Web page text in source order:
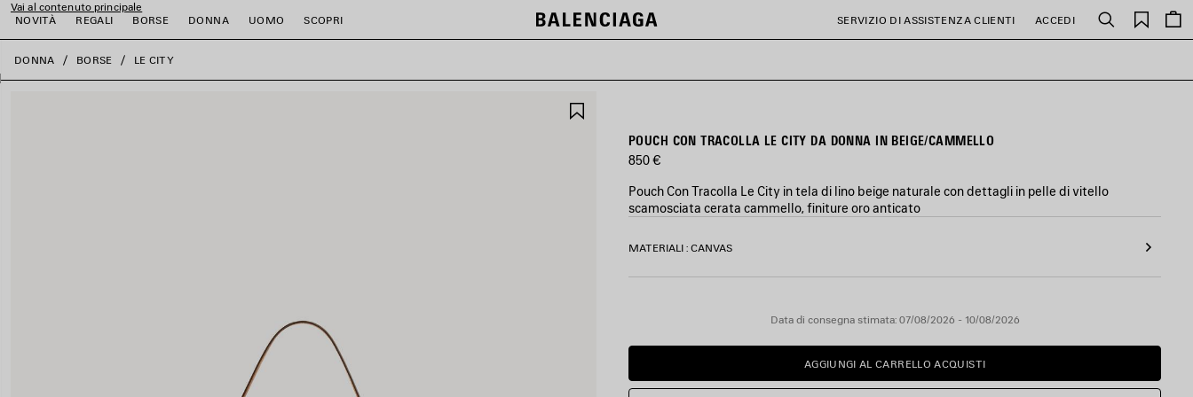
Vai al contenuto principale
NOVITÀ
REGALI BORSE DONNA UOMO SCOPRI SERVIZIO DI ASSISTENZA CLIENTI ACCEDI Cerca
close the banner
DONNA BORSE LE CITY
PREFERITIPOUCH CON TRACOLLA LE CITY DA DONNA IN BEIGE/CAMMELLO
850 €
Pouch Con Tracolla Le City in tela di lino beige naturale con dettagli in pelle di vitello
scamosciata cerata cammello, finiture oro anticato
COLORI
MATERIALI : CANVAS
Data di consegna stimata: 07/08/2026 - 10/08/2026
AGGIUNGI
AL
AGGIUNGI AL CARRELLO ACQUISTI
SELEZIONA
UNA